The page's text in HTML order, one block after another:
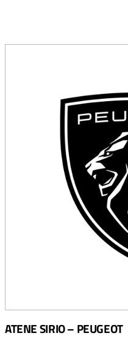
ATENE SIRIO – PEUGEOT